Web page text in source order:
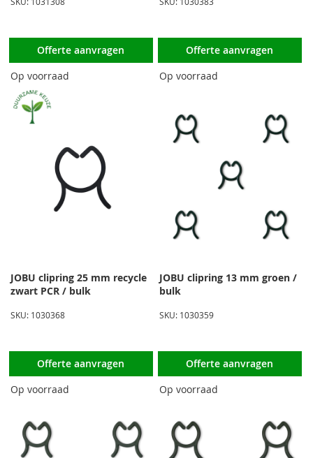
Offerte aanvragen
Op voorraad
Offerte aanvragen
Op voorraad
JOBU clipring 25 mm recycle
zwart PCR / bulk
SKU: 1030368
Offerte aanvragen
Op voorraad
JOBU clipring 13 mm groen /
bulk
SKU: 1030359
Offerte aanvragen
Op voorraad